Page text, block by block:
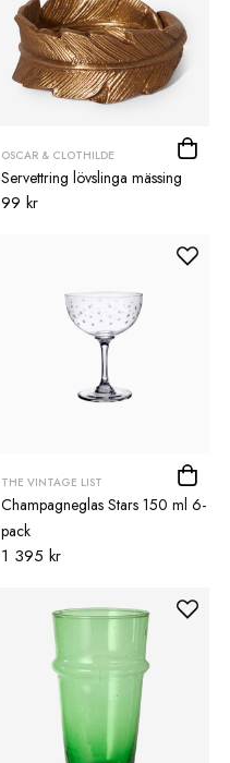
OSCAR & CLOTHILDE
Servettring lövslinga mässing
99 kr
THE VINTAGE LIST
Champagneglas Stars 150 ml 6-
pack
1 395 kr